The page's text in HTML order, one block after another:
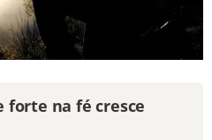
forte na fé cresce